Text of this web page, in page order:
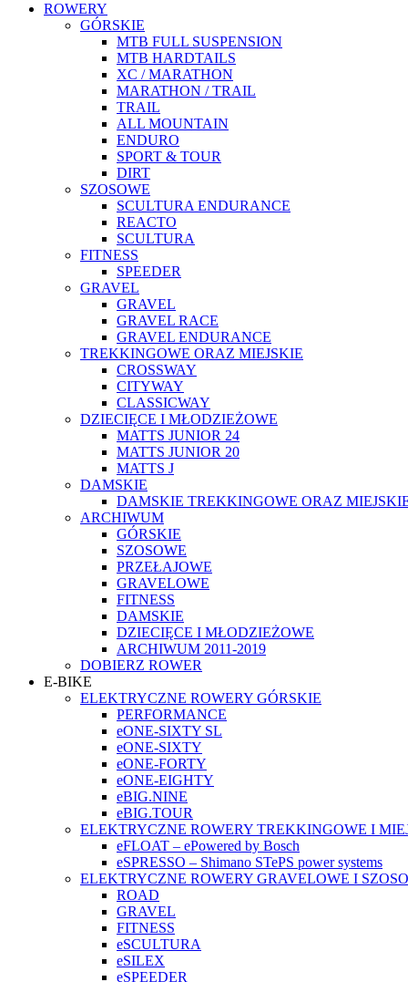
ROWERY
GÓRSKIE
MTB FULL SUSPENSION
MTB HARDTAILS
XC / MARATHON
MARATHON / TRAIL
TRAIL
ALL MOUNTAIN
ENDURO
SPORT & TOUR
DIRT
SZOSOWE
SCULTURA ENDURANCE
REACTO
SCULTURA
FITNESS
SPEEDER
GRAVEL
GRAVEL
GRAVEL RACE
GRAVEL ENDURANCE
TREKKINGOWE ORAZ MIEJSKIE
CROSSWAY
CITYWAY
CLASSICWAY
DZIECIĘCE I MŁODZIEŻOWE
MATTS JUNIOR 24
MATTS JUNIOR 20
MATTS J
DAMSKIE
DAMSKIE TREKKINGOWE ORAZ
ARCHIWUM
GÓRSKIE
SZOSOWE
PRZEŁAJOWE
GRAVELOWE
FITNESS
DAMSKIE
DZIECIĘCE I MŁODZIEŻOWE
ARCHIWUM 2011-2019
DOBIERZ ROWER
E-BIKE
ELEKTRYCZNE ROWERY GÓRSKIE
PERFORMANCE
eONE-SIXTY SL
eONE-SIXTY
eONE-FORTY
eONE-EIGHTY
eBIG.NINE
eBIG.TOUR
ELEKTRYCZNE ROWERY TREKKINGOWE I
eFLOAT – ePowered by Bosch
eSPRESSO – Shimano STePS power systems
ELEKTRYCZNE ROWERY GRAVELOWE I
ROAD
GRAVEL
FITNESS
eSCULTURA
eSILEX
eSPEEDER